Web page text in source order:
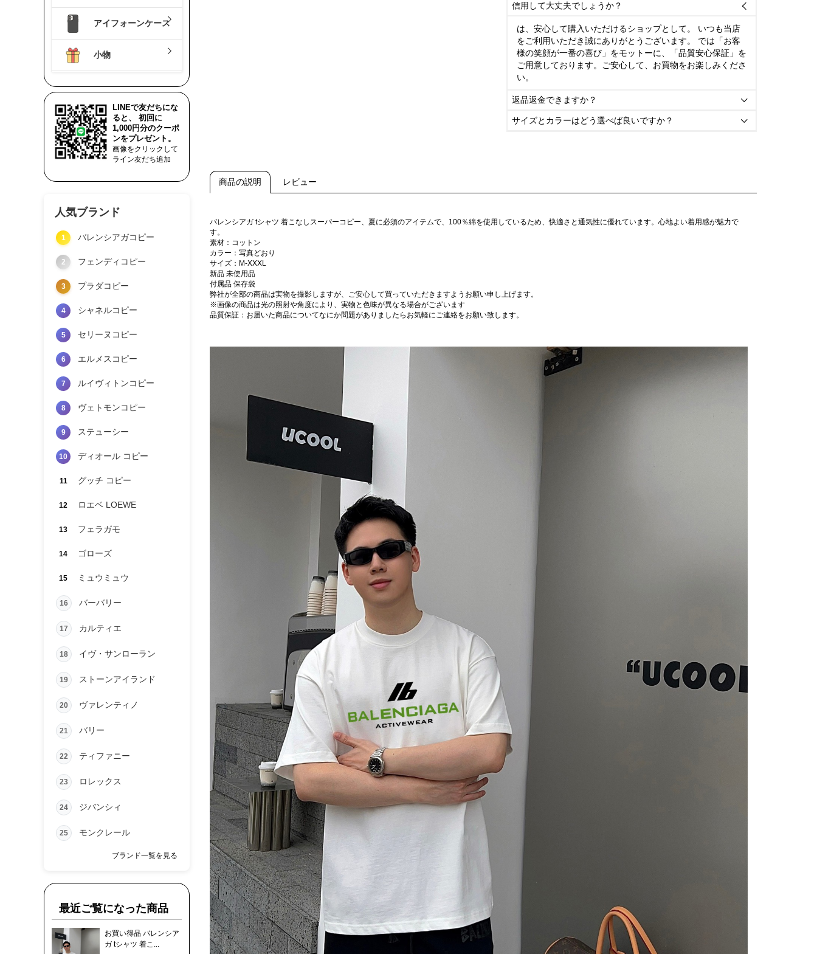
アイフォーンケース
小物
LINEで友だちにな
ると、 初回に
1,000円分のクーポ
ンをプレゼント。
画像をクリックして
ライン友だち追加
人気ブランド
1 バレンシアガコピー
2 フェンディコピー
3 プラダコピー
4 シャネルコピー
5 セリーヌコピー
6 エルメスコピー
7 ルイヴィトンコピー
8 ヴェトモンコピー
9 ステューシー
10 ディオール コピー
11 グッチ コピー
12 ロエベ LOEWE
13 フェラガモ
14 ゴローズ
15 ミュウミュウ
16 バーバリー
17 カルティエ
18 イヴ・サンローラン
19 ストーンアイランド
20 ヴァレンティノ
21 バリー
22 ティファニー
23 ロレックス
24 ジバンシィ
25 モンクレール
ブランド一覧を見る
最近ご覧になった商品
お買い得品 バレンシア
ガ tシャツ 着こ...
信用して大丈夫でしょうか？ 
は、安心して購入いただけるショップとして。 いつも当店
をご利用いただき誠にありがとうございます。 では「お客
様の笑顔が一番の喜び」をモットーに、「品質安心保証」を
ご用意しております。ご安心して、お買物をお楽しみくださ
い。
返品返金できますか？ 
サイズとカラーはどう選べば良いですか？ 
商品の説明 レビュー
バレンシアガ tシャツ 着こなしスーパーコピー、夏に必須のアイテムで、100％綿を使用しているため、快適さと通気性に優れています。心地よい着用感が魅力で
す。
素材：コットン
カラー：写真どおり
サイズ：M‐XXXL
新品 未使用品
付属品 保存袋
弊社が全部の商品は実物を撮影しますが、ご安心して買っていただきますようお願い申し上げます。
※画像の商品は光の照射や角度により、実物と色味が異なる場合がございます
品質保証：お届いた商品についてなにか問題がありましたらお気軽にご連絡をお願い致します。